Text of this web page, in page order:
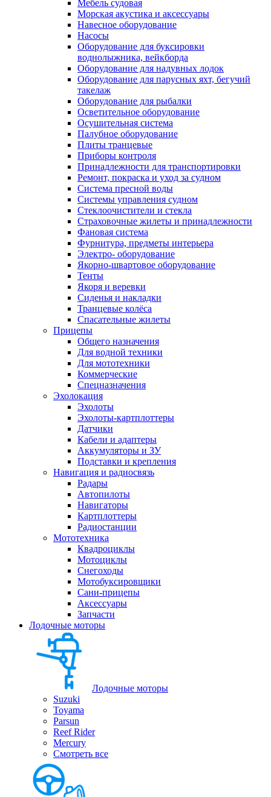
Мебель судовая
Морская акустика и аксессуары
Навесное оборудование
Насосы
Оборудование для буксировки
воднолыжника, вейкборда
Оборудование для надувных лодок
Оборудование для парусных яхт, бегучий
такелаж
Оборудование для рыбалки
Осветительное оборудование
Осушительная система
Палубное оборудование
Плиты транцевые
Приборы контроля
Принадлежности для транспортировки
Ремонт, покраска и уход за судном
Система пресной воды
Системы управления судном
Стеклоочистители и стекла
Страховочные жилеты и принадлежности
Фановая система
Фурнитура, предметы интерьера
Электро- оборудование
Якорно-швартовое оборудование
Тенты
Якоря и веревки
Сиденья и накладки
Транцевые колёса
Спасательные жилеты
Прицепы
Общего назначения
Для водной техники
Для мототехники
Коммерческие
Спецназначения
Эхолокация
Эхолоты
Эхолоты-картплоттеры
Датчики
Кабели и адаптеры
Аккумуляторы и ЗУ
Подставки и крепления
Навигация и радиосвязь
Радары
Автопилоты
Навигаторы
Картплоттеры
Радиостанции
Мототехника
Квадроциклы
Мотоциклы
Снегоходы
Мотобуксировщики
Сани-прицепы
Аксессуары
Запчасти
Лодочные моторы
Лодочные моторы
Suzuki
Toyama
Parsun
Reef Rider
Mercury
Смотреть все